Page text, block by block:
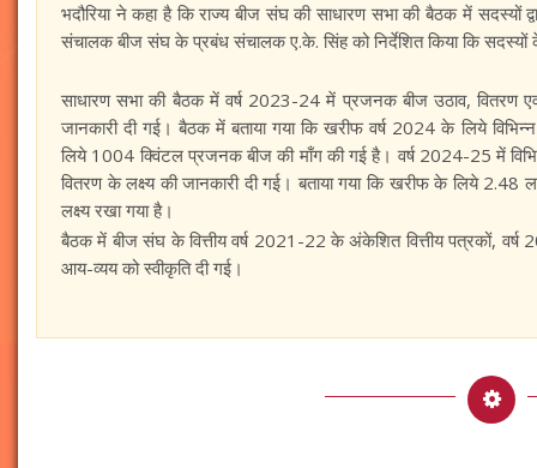
भदौरिया ने कहा है कि राज्य बीज संघ की साधारण सभा की बैठक में सदस्यों
संचालक बीज संघ के प्रबंध संचालक ए.के. सिंह को निर्देशित किया कि सदस्यों के
साधारण सभा की बैठक में वर्ष 2023-24 में प्रजनक बीज उठाव, वितरण
जानकारी दी गई। बैठक में बताया गया कि खरीफ वर्ष 2024 के लिये
लिये 1004 क्विंटल प्रजनक बीज की माँग की गई है। वर्ष 2024-25 में
वितरण के लक्ष्य की जानकारी दी गई। बताया गया कि खरीफ के लिये
लक्ष्य रखा गया है।
बैठक में बीज संघ के वित्तीय वर्ष 2021-22 के अंकेशित वित्तीय पत्रकों,
आय-व्यय को स्वीकृति दी गई।